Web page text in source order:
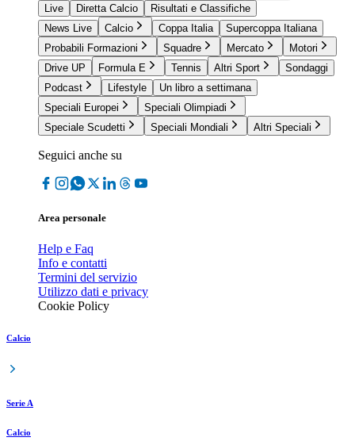
Live
Diretta Calcio
Risultati e Classifiche
News Live
Calcio Coppa Italia
Supercoppa Italiana
Probabili Formazioni
Squadre Mercato
Motori
Drive UP
Formula E Tennis Altri Sport
Sondaggi
Podcast
Lifestyle
Un libro a settimana
Speciali Europei
Speciali Olimpiadi
Speciale Scudetti
Speciali Mondiali Altri Speciali
Seguici anche su
Area personale
Help e Faq
Info e contatti
Termini del servizio
Utilizzo dati e privacy
Cookie Policy
Calcio
Serie A
Calcio